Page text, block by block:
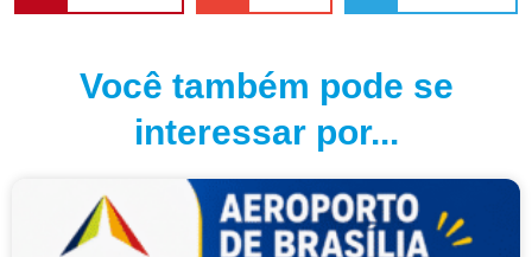
Você também pode se
interessar por...